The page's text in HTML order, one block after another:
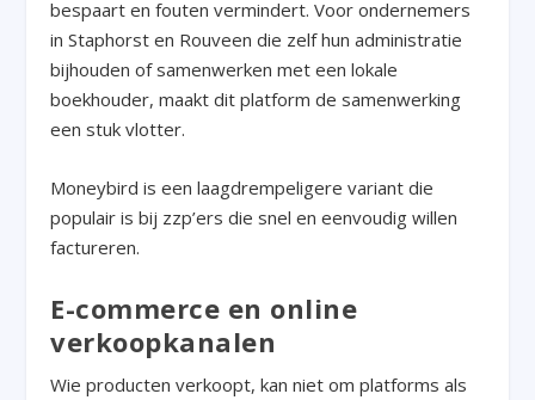
bespaart en fouten vermindert. Voor ondernemers
in Staphorst en Rouveen die zelf hun administratie
bijhouden of samenwerken met een lokale
boekhouder, maakt dit platform de samenwerking
een stuk vlotter.
Moneybird is een laagdrempeligere variant die
populair is bij zzp’ers die snel en eenvoudig willen
factureren.
E-commerce en online
verkoopkanalen
Wie producten verkoopt, kan niet om platforms als